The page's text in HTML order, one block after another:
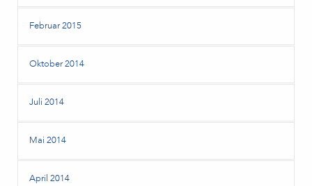
Februar 2015
Oktober 2014
Juli 2014
Mai 2014
April 2014